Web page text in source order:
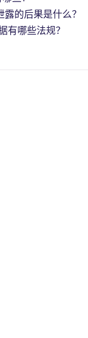
露的后果是什么？
有哪些法规？